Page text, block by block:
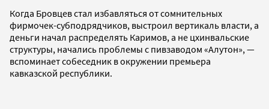
Когда Бровцев стал избавляться от сомнительных
фирмочек-субподрядчиков, выстроил вертикаль власти, а
деньги начал распределять Каримов, а не цхинвальские
структуры, начались проблемы с пивзаводом «Алутон», —
вспоминает собеседник в окружении премьера
кавказской республики.